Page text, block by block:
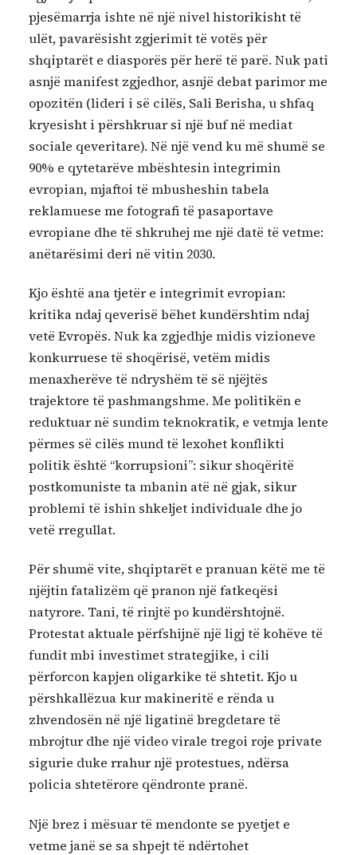
pjesëmarrja ishte në një nivel historikisht të
ulët, pavarësisht zgjerimit të votës për
shqiptarët e diasporës për herë të parë. Nuk pati
asnjë manifest zgjedhor, asnjë debat parimor me
opozitën (lideri i së cilës, Sali Berisha, u shfaq
kryesisht i përshkruar si një buf në mediat
sociale qeveritare). Në një vend ku më shumë se
90% e qytetarëve mbështesin integrimin
evropian, mjaftoi të mbusheshin tabela
reklamuese me fotografi të pasaportave
evropiane dhe të shkruhej me një datë të vetme:
anëtarësimi deri në vitin 2030.
Kjo është ana tjetër e integrimit evropian:
kritika ndaj qeverisë bëhet kundërshtim ndaj
vetë Evropës. Nuk ka zgjedhje midis vizioneve
konkurruese të shoqërisë, vetëm midis
menaxherëve të ndryshëm të së njëjtës
trajektore të pashmangshme. Me politikën e
reduktuar në sundim teknokratik, e vetmja lente
përmes së cilës mund të lexohet konflikti
politik është “korrupsioni”: sikur shoqëritë
postkomuniste ta mbanin atë në gjak, sikur
problemi të ishin shkeljet individuale dhe jo
vetë rregullat.
Për shumë vite, shqiptarët e pranuan këtë me të
njëjtin fatalizëm që pranon një fatkeqësi
natyrore. Tani, të rinjtë po kundërshtojnë.
Protestat aktuale përfshijnë një ligj të kohëve të
fundit mbi investimet strategjike, i cili
përforcon kapjen oligarkike të shtetit. Kjo u
përshkallëzua kur makineritë e rënda u
zhvendosën në një ligatinë bregdetare të
mbrojtur dhe një video virale tregoi roje private
sigurie duke rrahur një protestues, ndërsa
policia shtetërore qëndronte pranë.
Një brez i mësuar të mendonte se pyetjet e
vetme janë se sa shpejt të ndërtohet